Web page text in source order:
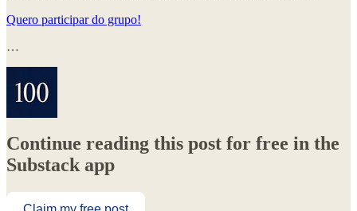
Quero participar do grupo!
…
Continue reading this post for free in the
Substack app